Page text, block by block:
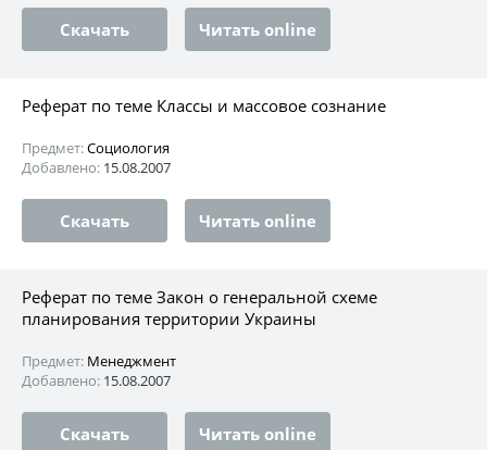
Скачать Читать online
Реферат по теме Классы и массовое сознание
Предмет:Социология
Добавлено: 15.08.2007
Скачать Читать online
Реферат по теме Закон о генеральной схеме
планирования территории Украины
Предмет: Менеджмент
Добавлено: 15.08.2007
Скачать Читать online